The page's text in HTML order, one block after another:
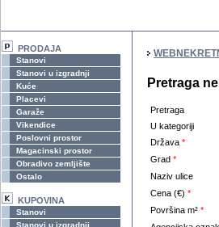
PRODAJA
Stanovi
Stanovi u izgradnji
Kuće
Placevi
Garaže
Vikendice
Poslovni prostor
Magacinski prostor
Obradivo zemljište
Ostalo
KUPOVINA
Stanovi
Stanovi u izgradnji
Pretraga
Pretraga
U kategoriji
Država *
Grad *
Naziv ulice
Cena (€) *
Površina m² *